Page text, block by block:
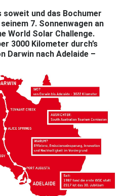
soweit und das Bochumer
7. Sonnenwagen an
World Solar Challenge.
3000 Kilometer durch’s
Darwin nach Adelaide –